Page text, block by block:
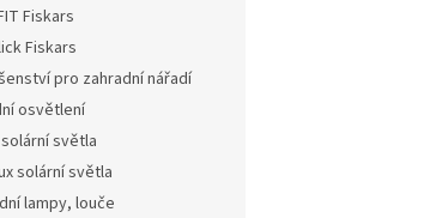
Fiskars
Fiskars
pro zahradní nářadí
osvětlení
světla
solární světla
lampy, louče